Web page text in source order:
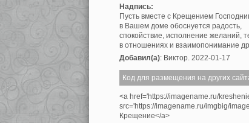
Надпись:
Пусть вместе с Крещением
в Вашем доме обоснуется радость,
спокойствие, исполнение желаний,
в отношениях и взаимопонимание
Добавил(а): Виктор. 2022-01-17
Код для размещения на других
<a href='https://imagename.ru/
src='https://imagename.ru/imgbig/
Крещение</a>